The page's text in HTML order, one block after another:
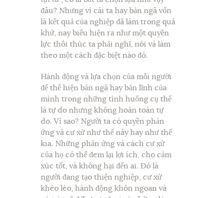
đâu? Nhưng vì cái ta hay bản ngã vốn
là kết quả của nghiệp đã làm trong quá
khứ, nay biểu hiện ra như một quyền
lực thôi thúc ta phải nghĩ, nói và làm
theo một cách đặc biệt nào đó.
Hành động và lựa chọn của mỗi người
để thể hiện bản ngã hay bản lĩnh của
mình trong những tình huống cụ thể
là tự do nhưng không hoàn toàn tự
do. Vì sao? Người ta có quyền phản
ứng và cư xử như thế này hay như thế
kia. Những phản ứng và cách cư xử
của họ có thể đem lại lợi ích, cho cảm
xúc tốt, và không hại đến ai. Đó là
người đang tạo thiện nghiệp, cư xử
khéo léo, hành động khôn ngoan và